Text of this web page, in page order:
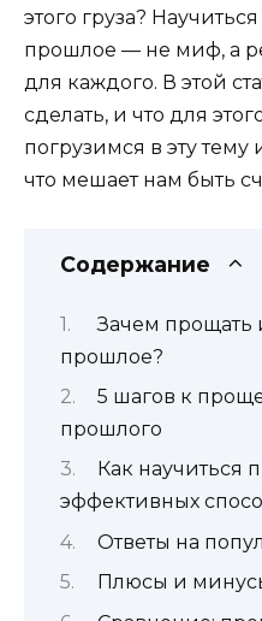
этого груза?
прошлое — не миф, а
для каждого. В этой
сделать, и что для
погрузимся в эту тему
что мешает нам быть
Содержание
Зачем прощать
прошлое?
5 шагов к
прошлого
Как научиться
эффективных
Ответы на
Плюсы и